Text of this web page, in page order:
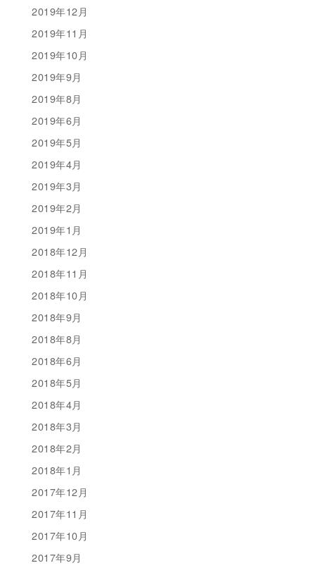
2019年12月
2019年11月
2019年10月
2019年9月
2019年8月
2019年6月
2019年5月
2019年4月
2019年3月
2019年2月
2019年1月
2018年12月
2018年11月
2018年10月
2018年9月
2018年8月
2018年6月
2018年5月
2018年4月
2018年3月
2018年2月
2018年1月
2017年12月
2017年11月
2017年10月
2017年9月